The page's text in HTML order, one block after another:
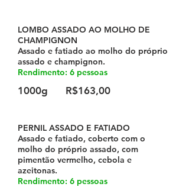
LOMBO ASSADO AO MOLHO DE
CHAMPIGNON
Assado e fatiado ao molho do próprio
assado e champignon.
Rendimento: 6 pessoas
1000g R$163,00
PERNIL ASSADO E FATIADO
Assado e fatiado, coberto com o
molho do próprio assado, com
pimentão vermelho, cebola e
azeitonas.
Rendimento: 6 pessoas